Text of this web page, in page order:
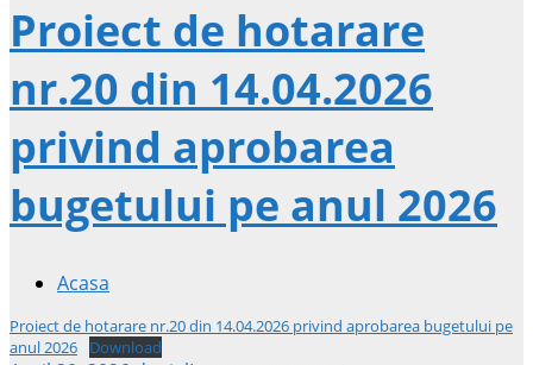
Proiect de hotarare
nr.20 din 14.04.2026
privind aprobarea
bugetului pe anul 2026
Acasa
Proiect de hotarare nr.20 din 14.04.2026 privind aprobarea bugetului pe
anul 2026
Download